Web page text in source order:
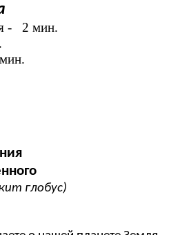
- 2 мин.
глобус)